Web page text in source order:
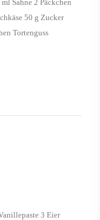
Sahne 2 Päckchen
50 g Zucker
Tortenguss
3 Eier